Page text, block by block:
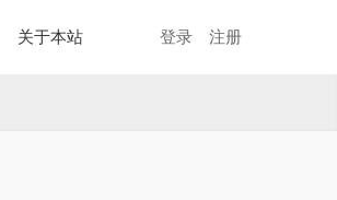
关于本站 登录 注册